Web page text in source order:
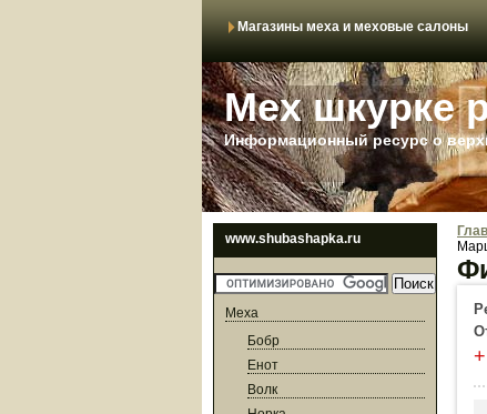
Магазины меха и меховые салоны
Мех шкурке
Информационный ресурс о
www.shubashapka.ru
Меха
Бобр
Енот
Волк
+